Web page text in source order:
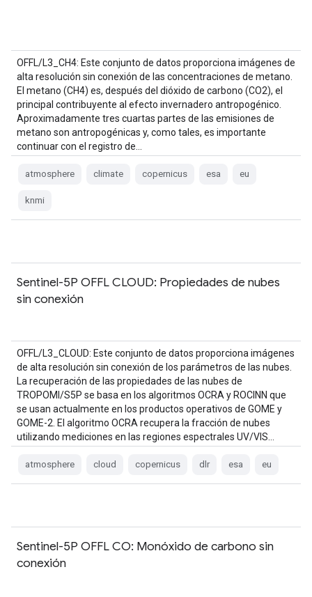
OFFL/L3_CH4: Este conjunto de datos proporciona imágenes de
alta resolución sin conexión de las concentraciones de metano.
El metano (CH4) es, después del dióxido de carbono (CO2), el
principal contribuyente al efecto invernadero antropogénico.
Aproximadamente tres cuartas partes de las emisiones de
metano son antropogénicas y, como tales, es importante
continuar con el registro de…
atmosphere climate copernicus esa eu
knmi
Sentinel-5P OFFL CLOUD: Propiedades de nubes
sin conexión
OFFL/L3_CLOUD: Este conjunto de datos proporciona imágenes
de alta resolución sin conexión de los parámetros de las nubes.
La recuperación de las propiedades de las nubes de
TROPOMI/S5P se basa en los algoritmos OCRA y ROCINN que
se usan actualmente en los productos operativos de GOME y
GOME-2. El algoritmo OCRA recupera la fracción de nubes
utilizando mediciones en las regiones espectrales UV/VIS…
atmosphere cloud copernicus dlr esa eu
Sentinel-5P OFFL CO: Monóxido de carbono sin
conexión